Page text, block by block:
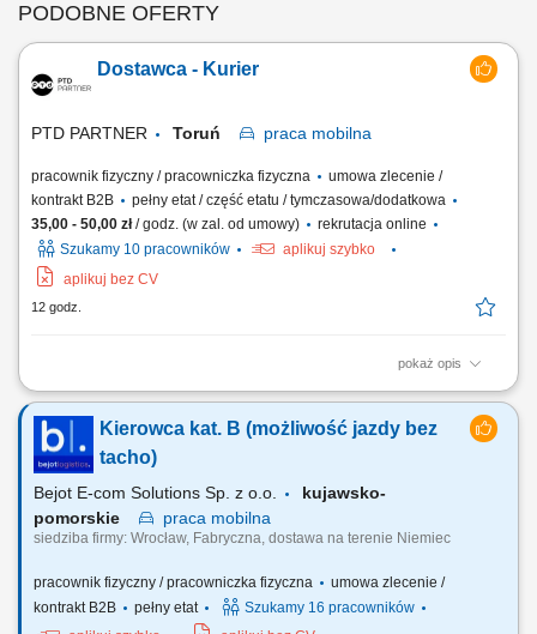
PODOBNE OFERTY
Dostawca - Kurier
PTD PARTNER Toruń praca mobilna
pracownik fizyczny / pracowniczka fizyczna
umowa zlecenie /
kontrakt B2B
pełny etat / część etatu / tymczasowa/dodatkowa
35,00 - 50,00 zł/ godz. (w zal. od umowy)
rekrutacja online
Szukamy 10 pracowników
aplikuj szybko
aplikuj bez CV
12 godz.
pokaż opis
Zakres obowiązków Odbieranie i dostarczanie posiłków/zakupów;
Utrzymywanie dobrych relacji z klientami;
Kierowca kat. B (możliwość jazdy bez
tacho)
Bejot E-com Solutions Sp. z o.o.
kujawsko-
pomorskie
praca mobilna
siedziba firmy: Wrocław, Fabryczna, dostawa na terenie Niemiec
pracownik fizyczny / pracowniczka fizyczna
umowa zlecenie /
kontrakt B2B
pełny etat
Szukamy 16 pracowników